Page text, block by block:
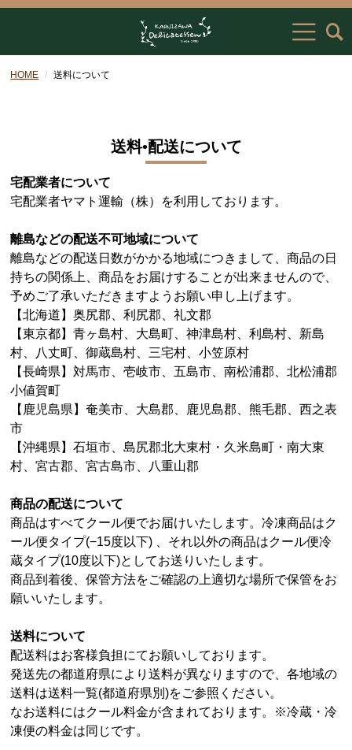
HOME 送料について
送料•配送について
宅配業者について
宅配業者ヤマト運輸（株）を利用しております。
離島などの配送不可地域について
離島などの配送日数がかかる地域につきまして、商品の日
持ちの関係上、商品をお届けすることが出来ませんので、
予めご了承いただきますようお願い申し上げます。
【北海道】奥尻郡、利尻郡、礼文郡
【東京都】青ヶ島村、大島町、神津島村、利島村、新島
村、八丈町、御蔵島村、三宅村、小笠原村
【長崎県】対馬市、壱岐市、五島市、南松浦郡、北松浦郡
小値賀町
【鹿児島県】奄美市、大島郡、鹿児島郡、熊毛郡、西之表
市
【沖縄県】石垣市、島尻郡北大東村・久米島町・南大東
村、宮古郡、宮古島市、八重山郡
商品の配送について
商品はすべてクール便でお届けいたします。冷凍商品はク
ール便タイプ(−15度以下) 、それ以外の商品はクール便冷
蔵タイプ(10度以下)としてお送りいたします。
商品到着後、保管方法をご確認の上適切な場所で保管をお
願いいたします。
送料について
配送料はお客様負担にてお願いしております。
発送先の都道府県により送料が異なりますので、各地域の
送料は送料一覧(都道府県別)をご参照ください。
なお送料にはクール料金が含まれております。※冷蔵・冷
凍便の料金は同じです。